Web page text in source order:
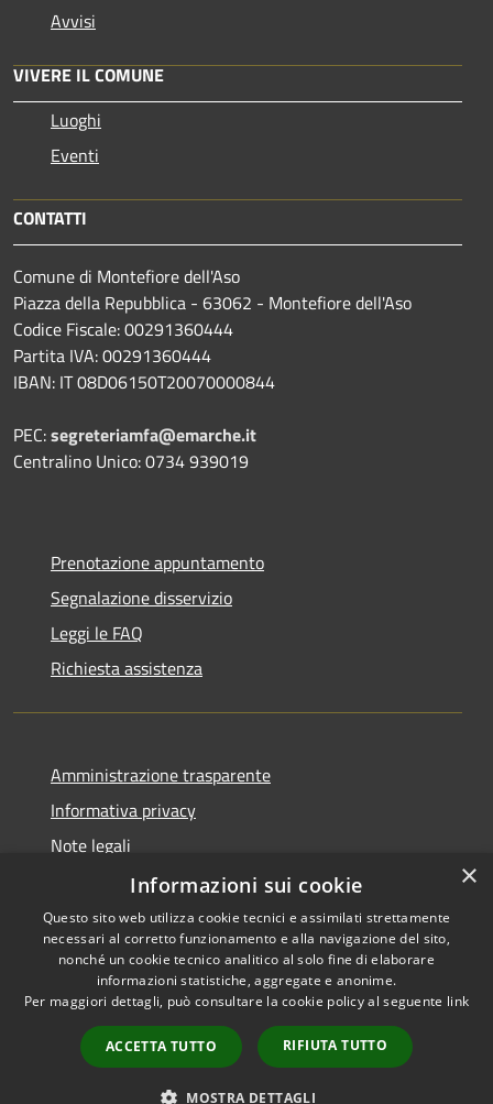
Avvisi
VIVERE IL COMUNE
Luoghi
Eventi
CONTATTI
Comune di Montefiore dell'Aso
Piazza della Repubblica - 63062 - Montefiore dell'Aso
Codice Fiscale: 00291360444
Partita IVA: 00291360444
IBAN: IT 08D06150T20070000844
PEC:segreteriamfa@emarche.it
Centralino Unico: 0734 939019
Prenotazione appuntamento
Segnalazione disservizio
Leggi le FAQ
Richiesta assistenza
Amministrazione trasparente
Informativa privacy
Note legali
Dichiarazione di accessibilità
RSS
Accessibilità
Copyright © 2026 • Comune di
Montefiore dell'Aso • Powered
byMunicipium
Accesso
redazione
×
Informazioni sui cookie
Questo sito web utilizza cookie tecnici e assimilati strettamente
necessari al corretto funzionamento e alla navigazione del sito,
nonché un cookie tecnico analitico al solo fine di elaborare
informazioni statistiche, aggregate e anonime.
Per maggiori dettagli, può consultare la cookie policy al seguente link
ACCETTA TUTTO RIFIUTA TUTTO
MOSTRA DETTAGLI